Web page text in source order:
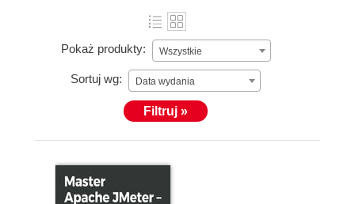
Pokaż produkty: Wszystkie
Sortuj wg: Data wydania
Filtruj »